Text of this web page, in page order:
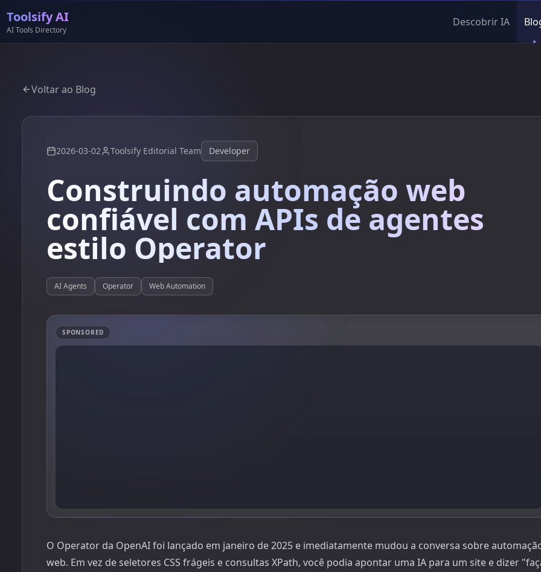
Toolsify AI
AI Tools Directory
Descobrir IA
Voltar ao Blog
2026-03-02 Toolsify Editorial Team Developer
Construindo automação web
confiável com APIs de agentes
estilo Operator
AI Agents Operator Web Automation
SPONSORED
O Operator da OpenAI foi lançado em janeiro de 2025 e imediatamente mudou a conversa sobre
web. Em vez de seletores CSS frágeis e consultas XPath, você podia apontar uma IA para um site e dizer